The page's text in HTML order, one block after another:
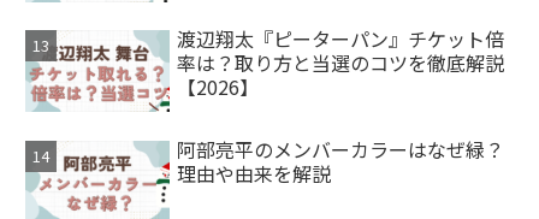
渡辺翔太『ピーターパン』チケット倍
率は？取り方と当選のコツを徹底解説
【2026】
阿部亮平のメンバーカラーはなぜ緑？
理由や由来を解説